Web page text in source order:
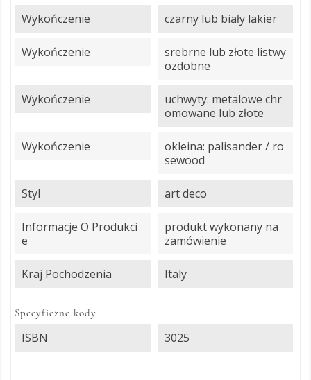
Wykończenie czarny lub biały lakier
Wykończenie
srebrne lub złote listwy
ozdobne
Wykończenie
uchwyty: metalowe chr
omowane lub złote
Wykończenie
okleina: palisander / ro
sewood
Styl art deco
Informacje O Produkci
E
produkt wykonany na
zamówienie
Kraj Pochodzenia Italy
Specyficzne kody
ISBN 3025